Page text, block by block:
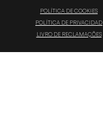
POLÍTICA DE COOKIES
POLÍTICA DE PRIVACIDAD
LIVRO DE RECLAMAÇÕES